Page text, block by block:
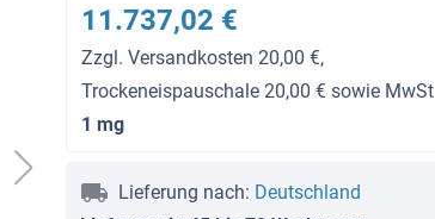
11.737,02 €
Zzgl. Versandkosten 20,00 €,
Trockeneispauschale 20,00 € sowie MwSt
1 mg
Lieferung nach: Deutschland